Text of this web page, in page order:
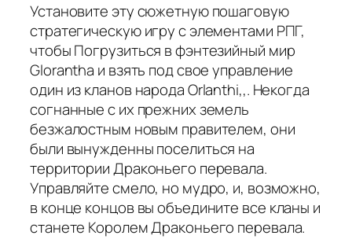
Установите эту сюжетную пошаговую
стратегическую игру с элементами РПГ,
чтобы Погрузиться в фэнтезийный мир
Glorantha и взять под свое управление
один из кланов народа Orlanthi,,. Некогда
согнанные с их прежних земель
безжалостным новым правителем, они
были вынужденны поселиться на
территории Драконьего перевала.
Управляйте смело, но мудро, и, возможно,
в конце концов вы объедините все кланы и
станете Королем Драконьего перевала.